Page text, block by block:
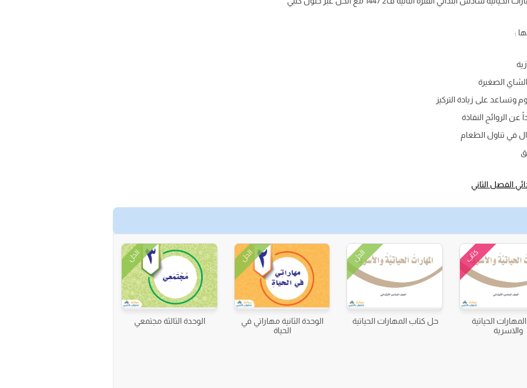
:
الصغيرة
وتساعد على زيادة التركيز
الروائح النفاذة
في تناول الطعام
الفصل الثاني
كتاب
الحياتية
والاسرية
الحل
حل كتاب المهارات الحياتية
الحل
الوحدة الثانية مهاراتي في
الحياة
الحل
الوحدة الثالثة مجتمعي